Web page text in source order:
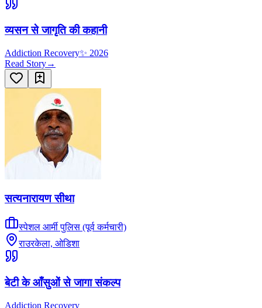
व्यसन से जागृति की कहानी
Addiction Recovery✨ 2026
Read Story→
सत्यनारायण सीथा
स्पेशल आर्मी पुलिस (पूर्व कर्मचारी)
राउरकेला, ओडिशा
बेटी के आँसुओं से जागा संकल्प
Addiction Recovery